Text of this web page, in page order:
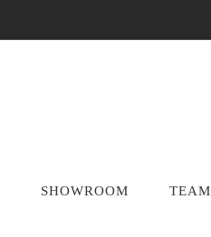
SHOWROOM TEAM